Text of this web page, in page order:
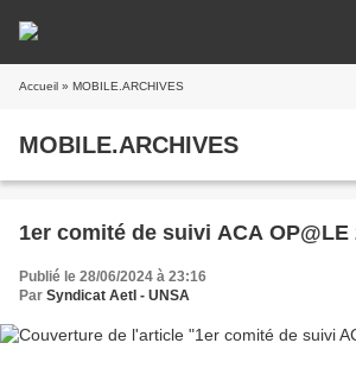
Accueil » MOBILE.ARCHIVES
MOBILE.ARCHIVES
1er comité de suivi ACA OP@LE
Publié le 28/06/2024 à 23:16
Par Syndicat AetI - UNSA